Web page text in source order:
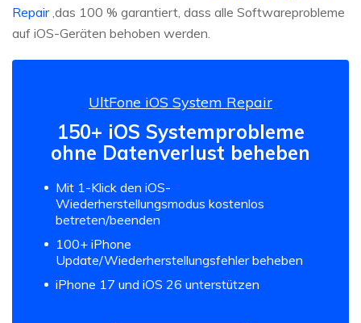
Repair,das 100 % garantiert, dass alle Softwareprobleme
auf iOS-Geräten behoben werden.
UltFone iOS System Repair
150+ iOS Systemprobleme
ohne Datenverlust beheben
Mit 1-Klick den iOS-
Wiederherstellungsmodus kostenlos
betreten/beenden
100+ iPhone
Update/Wiederherstellungsfehler beheben
iPhone 17 und iOS 26 unterstützen